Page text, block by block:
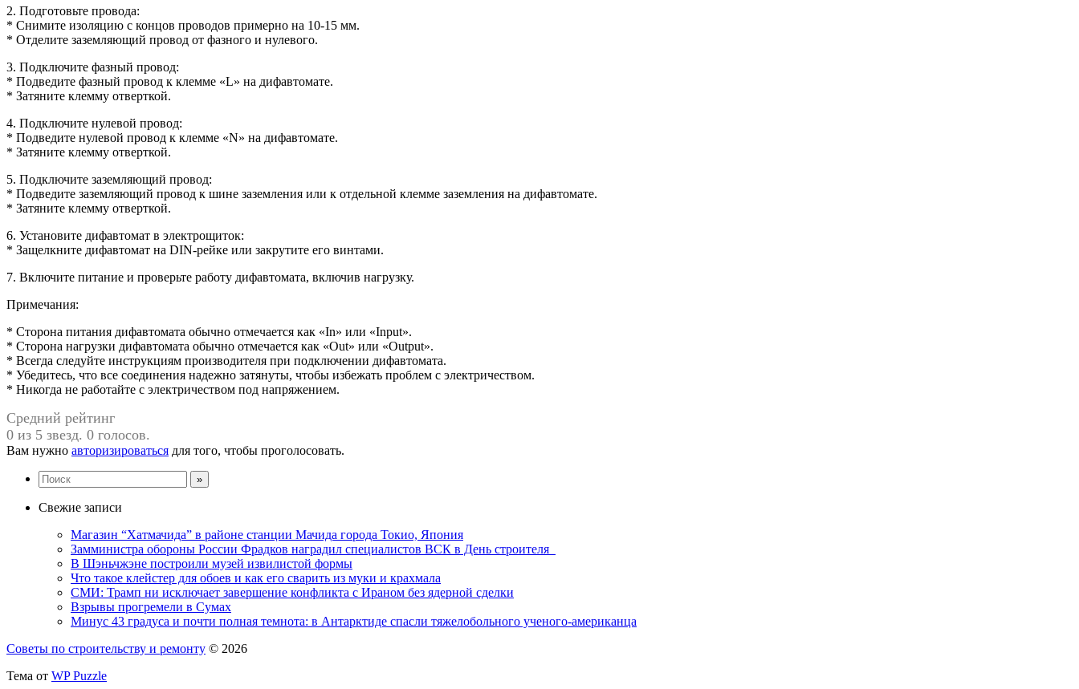
2. Подготовьте провода:
* Снимите изоляцию с концов проводов примерно на 10-15 мм.
* Отделите заземляющий провод от фазного и нулевого.
3. Подключите фазный провод:
* Подведите фазный провод к клемме «L» на дифавтомате.
* Затяните клемму отверткой.
4. Подключите нулевой провод:
* Подведите нулевой провод к клемме «N» на дифавтомате.
* Затяните клемму отверткой.
5. Подключите заземляющий провод:
* Подведите заземляющий провод к шине заземления или к отдельной клемме заземления на дифавтомате.
* Затяните клемму отверткой.
6. Установите дифавтомат в электрощиток:
* Защелкните дифавтомат на DIN-рейке или закрутите его винтами.
7. Включите питание и проверьте работу дифавтомата, включив нагрузку.
Примечания:
* Сторона питания дифавтомата обычно отмечается как «In» или «Input».
* Сторона нагрузки дифавтомата обычно отмечается как «Out» или «Output».
* Всегда следуйте инструкциям производителя при подключении дифавтомата.
* Убедитесь, что все соединения надежно затянуты, чтобы избежать проблем с электричеством.
* Никогда не работайте с электричеством под напряжением.
Средний рейтинг
0 из 5 звезд. 0 голосов.
Вам нужно авторизироваться для того, чтобы проголосовать.
Свежие записи
Магазин “Хатмачида” в районе станции Мачида города Токио, Япония
Замминистра обороны России Фрадков наградил специалистов ВСК в День строителя
В Шэньчжэне построили музей извилистой формы
Что такое клейстер для обоев и как его сварить из муки и крахмала
СМИ: Трамп ни исключает завершение конфликта с Ираном без ядерной сделки
Взрывы прогремели в Сумах
Минус 43 градуса и почти полная темнота: в Антарктиде спасли тяжелобольного ученого-американца
Советы по строительству и ремонту © 2026
Тема от WP Puzzle